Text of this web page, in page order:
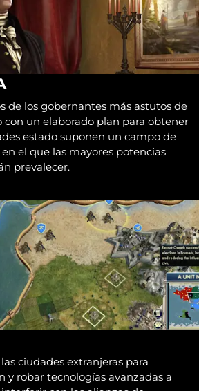
de los gobernantes más astutos de
con un elaborado plan para obtener
estado suponen un campo de
el que las mayores potencias
prevalecer.
ciudades extranjeras para
y robar tecnologías avanzadas a